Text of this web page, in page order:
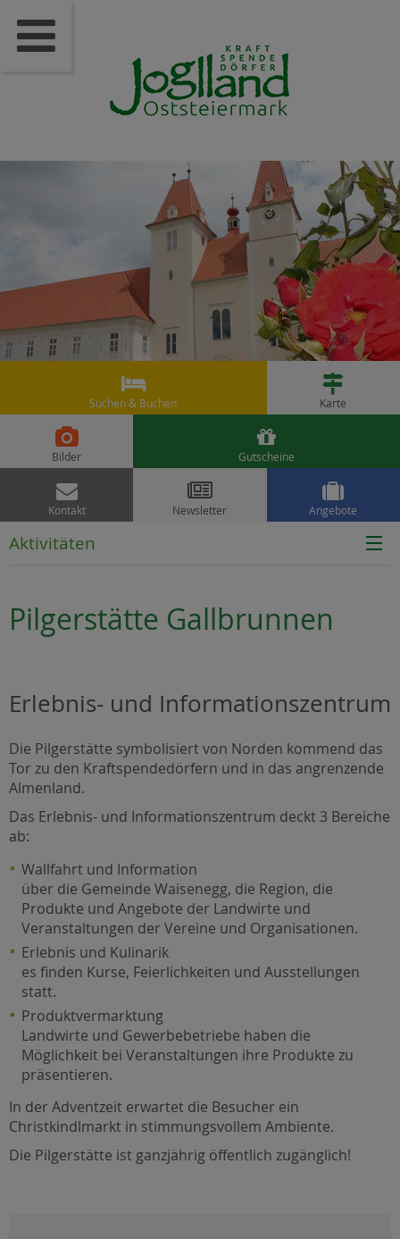

Suchen & Buchen

Karte

Bilder

Gutscheine

Kontakt

Newsletter

Angebote
Aktivitäten
Pilgerstätte Gallbrunnen
Erlebnis- und Informationszentrum
Die Pilgerstätte symbolisiert von Norden kommend das
Tor zu den Kraftspendedörfern und in das angrenzende
Almenland.
Das Erlebnis- und Informationszentrum deckt 3 Bereiche
ab:
Wallfahrt und Information
über die Gemeinde Waisenegg, die Region, die
Produkte und Angebote der Landwirte und
Veranstaltungen der Vereine und Organisationen.
Erlebnis und Kulinarik
es finden Kurse, Feierlichkeiten und Ausstellungen
statt.
Produktvermarktung
Landwirte und Gewerbebetriebe haben die
Möglichkeit bei Veranstaltungen ihre Produkte zu
präsentieren.
In der Adventzeit erwartet die Besucher ein
Christkindlmarkt in stimmungsvollem Ambiente.
Die Pilgerstätte ist ganzjährig öffentlich zugänglich!
